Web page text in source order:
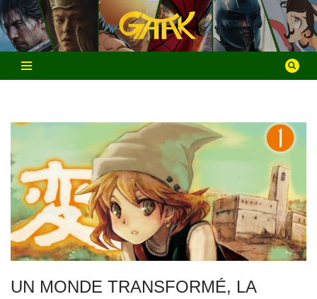
Aller
au
contenu
UN MONDE TRANSFORMÉ, LA